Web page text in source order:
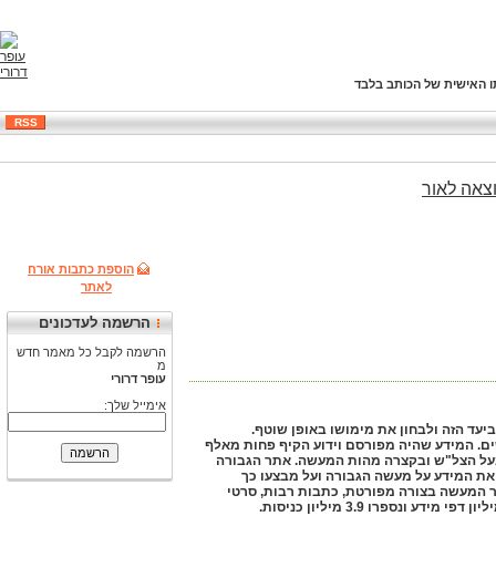
האישית של הכותב בלבד
RSS
הוספת כתבות אורח
לאתר
הרשמה לעדכונים
הרשמה לקבל כל מאמר חדש
מ
עופר דרורי
אימייל שלך:
לאור
הזה ולבחון את מימושו באופן שוטף.
המידע שהיה מפורסם וידוע הקיף פחות מאלף
הצל"ש ובקצרה מהות המעשה. אתר הגבורה
המידע על מעשה הגבורה ועל מבצעו כך
המעשה בצורה מפורטת, כתבות רבות, סרטי